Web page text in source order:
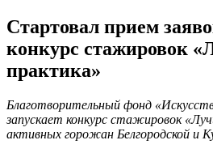
Стартовал прием
конкурс стажировок
практика»
Благотворительный фонд
запускает конкурс стажировок
активных горожан Белгородской и